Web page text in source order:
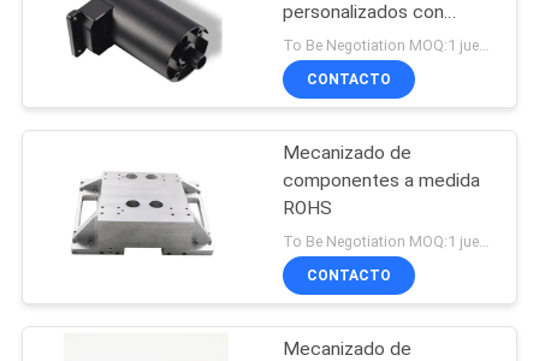
personalizados con
soplado de arena
CONTACTO
Mecanizado de
componentes a medida
ROHS
CONTACTO
Mecanizado de